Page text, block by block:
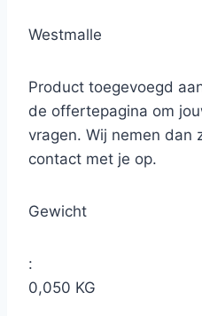
Westmalle
Product toegevoegd
de offertepagina om
vragen. Wij nemen dan
contact met je op.
Gewicht
:
0,050 KG